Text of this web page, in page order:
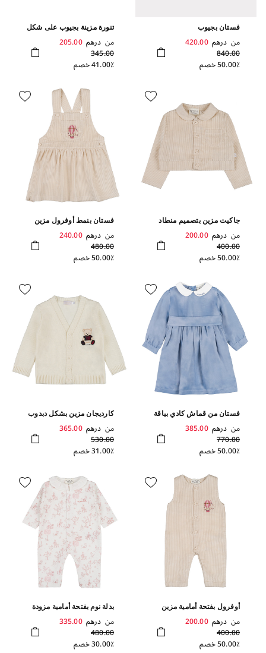
فستان بجيوب
من درهم 420.00
840.00
50.00٪ خصم
تنورة مزينة بجيوب على شكل
من درهم 205.00
345.00
41.00٪ خصم
جاكيت مزين بتصميم منطاد
من درهم 200.00
400.00
50.00٪ خصم
فستان بنمط أوفرول مزين
من درهم 240.00
480.00
50.00٪ خصم
فستان من قماش كادي بياقة
من درهم 385.00
770.00
50.00٪ خصم
كارديجان مزين بشكل دبدوب
من درهم 365.00
530.00
31.00٪ خصم
أوفرول بفتحة أمامية مزين
من درهم 200.00
400.00
50.00٪ خصم
بدلة نوم بفتحة أمامية مزودة
من درهم 335.00
480.00
30.00٪ خصم